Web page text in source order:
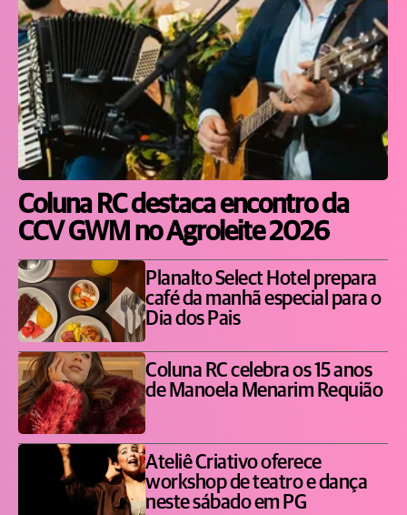
Coluna RC destaca encontro da
CCV GWM no Agroleite 2026
Planalto Select Hotel prepara
café da manhã especial para o
Dia dos Pais
Coluna RC celebra os 15 anos
de Manoela Menarim Requião
Ateliê Criativo oferece
workshop de teatro e dança
neste sábado em PG